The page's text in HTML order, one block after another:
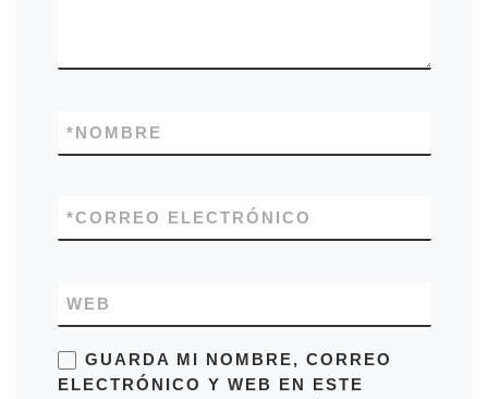
NOMBRE
*
CORREO ELECTRÓNICO
*
WEB
GUARDA MI NOMBRE, CORREO
ELECTRÓNICO Y WEB EN ESTE